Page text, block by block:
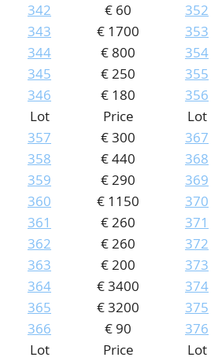
342
€ 60
343
€ 1700
344
€ 800
345
€ 250
346
€ 180
352
353
354
355
356
Lot
Price
357
€ 300
358
€ 440
359
€ 290
360
€ 1150
361
€ 260
362
€ 260
363
€ 200
364
€ 3400
365
€ 3200
366
€ 90
Lot
367
368
369
370
371
372
373
374
375
376
Lot
Price
Lot